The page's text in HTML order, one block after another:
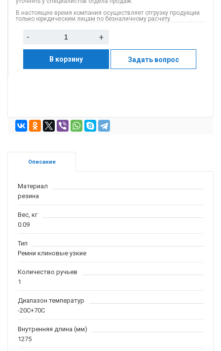
В настоящее время компания осуществляет отгрузку продукции
только юридическим лицам по безналичному расчету.
- +
В корзину Задать вопрос
Описание
Материал
резина
Вес, кг
0.09
Тип
Ремни клиновые узкие
Количество ручьев
1
Диапазон температур
-20С+70С
Внутренняя длина (мм)
1275